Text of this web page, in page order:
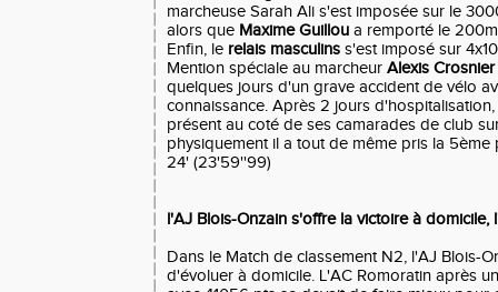
marcheuse Sarah Ali s'est imposée sur le
alors que Maxime Guillou a remporté le
Enfin, le relais masculins s'est imposé sur
Mention spéciale au marcheur Alexis Crosnier
quelques jours d'un grave accident de vélo
connaissance. Après 2 jours
présent au coté de ses camarades de club
physiquement il a tout de même pris la 5ème
24' (23'59''99)
l'AJ Blois-Onzain s'offre la victoire à domicile,
Dans le Match de classement N2, l'AJ Blois-
d'évoluer à domicile. L'AC Romoratin après